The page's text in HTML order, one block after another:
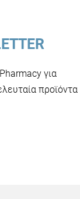
για
προϊόντα